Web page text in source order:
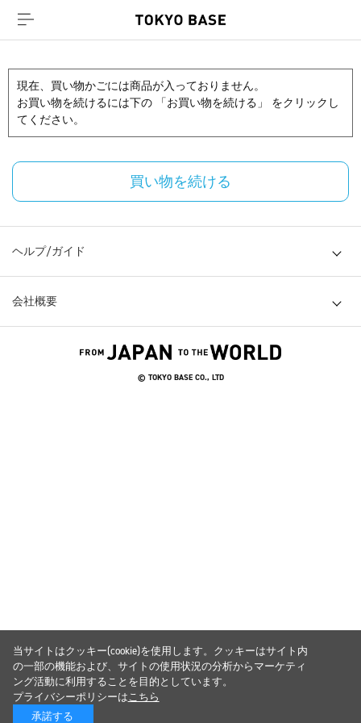
現在、買い物かごには商品が入っておりません。
お買い物を続けるには下の 「お買い物を続ける」 をクリックし
てください。
買い物を続ける
ヘルプ/ガイド
会社概要
© TOKYO BASE CO., LTD
当サイトはクッキー(cookie)を使用します。クッキーはサイト内
の一部の機能および、サイトの使用状況の分析からマーケティ
ング活動に利用することを目的としています。
プライバシーポリシーはこちら
承諾する